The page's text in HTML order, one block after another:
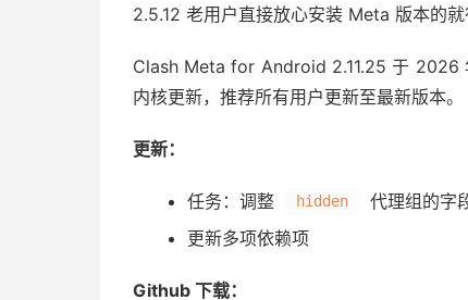
2.5.12 老用户直接放心安装 Meta 版本的就
Clash Meta for Android 2.11.25 于 2026
内核更新，推荐所有用户更新至最新版本。
更新：
任务：调整 hidden
代理组的字
更新多项依赖项
Github 下载：